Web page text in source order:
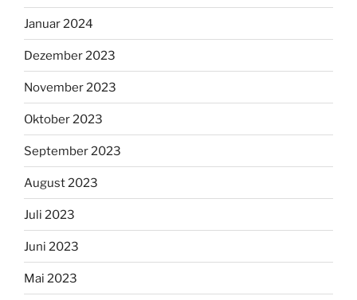
Januar 2024
Dezember 2023
November 2023
Oktober 2023
September 2023
August 2023
Juli 2023
Juni 2023
Mai 2023